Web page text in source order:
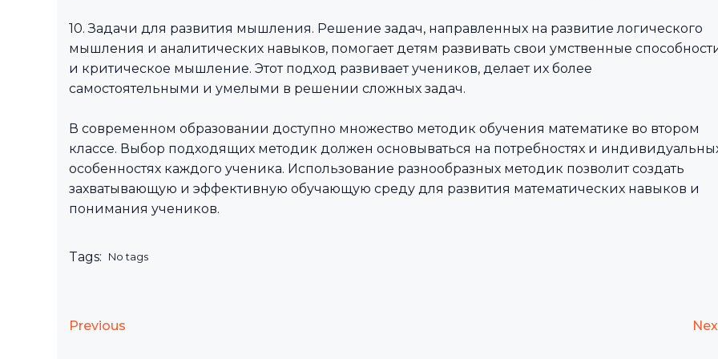
10. Задачи для развития мышления. Решение задач, направленных на развитие логического
мышления и аналитических навыков, помогает детям развивать свои умственные
и критическое мышление. Этот подход развивает учеников, делает их более
самостоятельными и умелыми в решении сложных задач.
В современном образовании доступно множество методик обучения математике во втором
классе. Выбор подходящих методик должен основываться на потребностях и
особенностях каждого ученика. Использование разнообразных методик позволит создать
захватывающую и эффективную обучающую среду для развития математических навыков и
понимания учеников.
Tags: No tags
Previous